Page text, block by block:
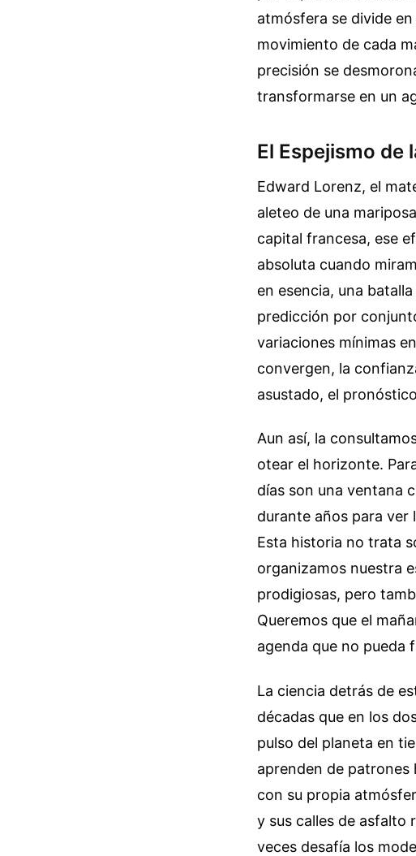
atmósfera se divide
movimiento de cada
precisión se
transformarse en un
El Espejismo de
Edward Lorenz, el
aleteo de una
capital francesa, ese
absoluta cuando
en esencia, una
predicción por
variaciones mínimas
convergen, la
asustado, el
Aun así, la
otear el horizonte.
días son una ventana
durante años para ver
Esta historia no trata
organizamos nuestra
prodigiosas, pero
Queremos que el
agenda que no pueda
La ciencia detrás de
décadas que en los
pulso del planeta en
aprenden de patrones
con su propia
y sus calles de asfalto
veces desafía los